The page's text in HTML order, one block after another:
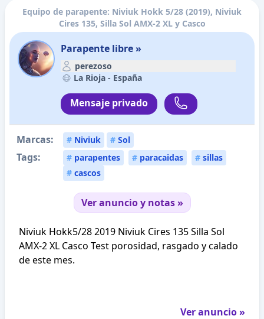
Equipo de parapente: Niviuk Hokk 5/28 (2019), Niviuk
Cires 135, Silla Sol AMX-2 XL y Casco
Parapente libre »
perezoso
La Rioja - España
Mensaje privado
Marcas: # Niviuk # Sol
Tags: # parapentes # paracaidas # sillas
# cascos
Ver anuncio y notas »
Niviuk Hokk5/28 2019 Niviuk Cires 135 Silla Sol
AMX-2 XL Casco Test porosidad, rasgado y calado
de este mes.
Ver anuncio »